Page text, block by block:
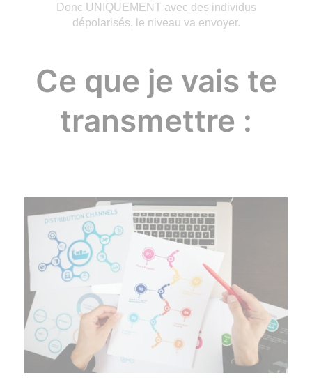
Donc UNIQUEMENT avec des individus
dépolarisés, le niveau va envoyer.
Ce que je vais te
transmettre :